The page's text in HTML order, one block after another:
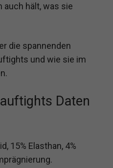
auch hält, was sie
die spannenden
und wie sie im
Daten
15% Elasthan, 4%